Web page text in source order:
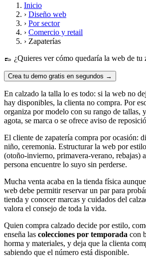
Inicio
› Diseño web
› Por sector
› Comercio y retail
› Zapaterías
👞 ¿Quieres ver cómo quedaría la web de tu
Crea tu demo gratis en segundos →
En calzado la talla lo es todo: si la web no
hay disponibles, la clienta no compra. Por
organiza por modelo con su rango de tallas,
agota, se marca o se ofrece aviso de
El cliente de zapatería compra por ocasión:
niño, ceremonia. Estructurar la web por
(otoño-invierno, primavera-verano, rebajas)
persona encuentre lo suyo sin perderse.
Mucha venta acaba en la tienda física
web debe permitir reservar un par para
tienda y conocer marcas y cuidados del
valora el consejo de toda la vida.
Quien compra calzado decide por estilo,
enseña las colecciones por temporada con
horma y materiales, y deja que la clienta
sabiendo que el número está disponible.